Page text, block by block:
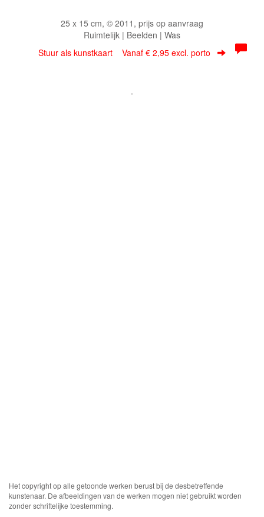
25 x 15 cm, © 2011, prijs op aanvraag
Ruimtelijk | Beelden | Was
Stuur als kunstkaart Vanaf € 2,95 excl. porto
.
Het copyright op alle getoonde werken berust bij de desbetreffende
kunstenaar. De afbeeldingen van de werken mogen niet gebruikt worden
zonder schriftelijke toestemming.